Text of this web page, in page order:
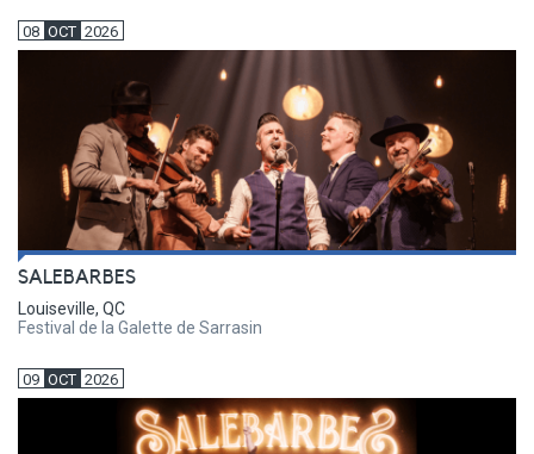
08 OCT 2026
SALEBARBES
Louiseville, QC
Festival de la Galette de Sarrasin
09 OCT 2026